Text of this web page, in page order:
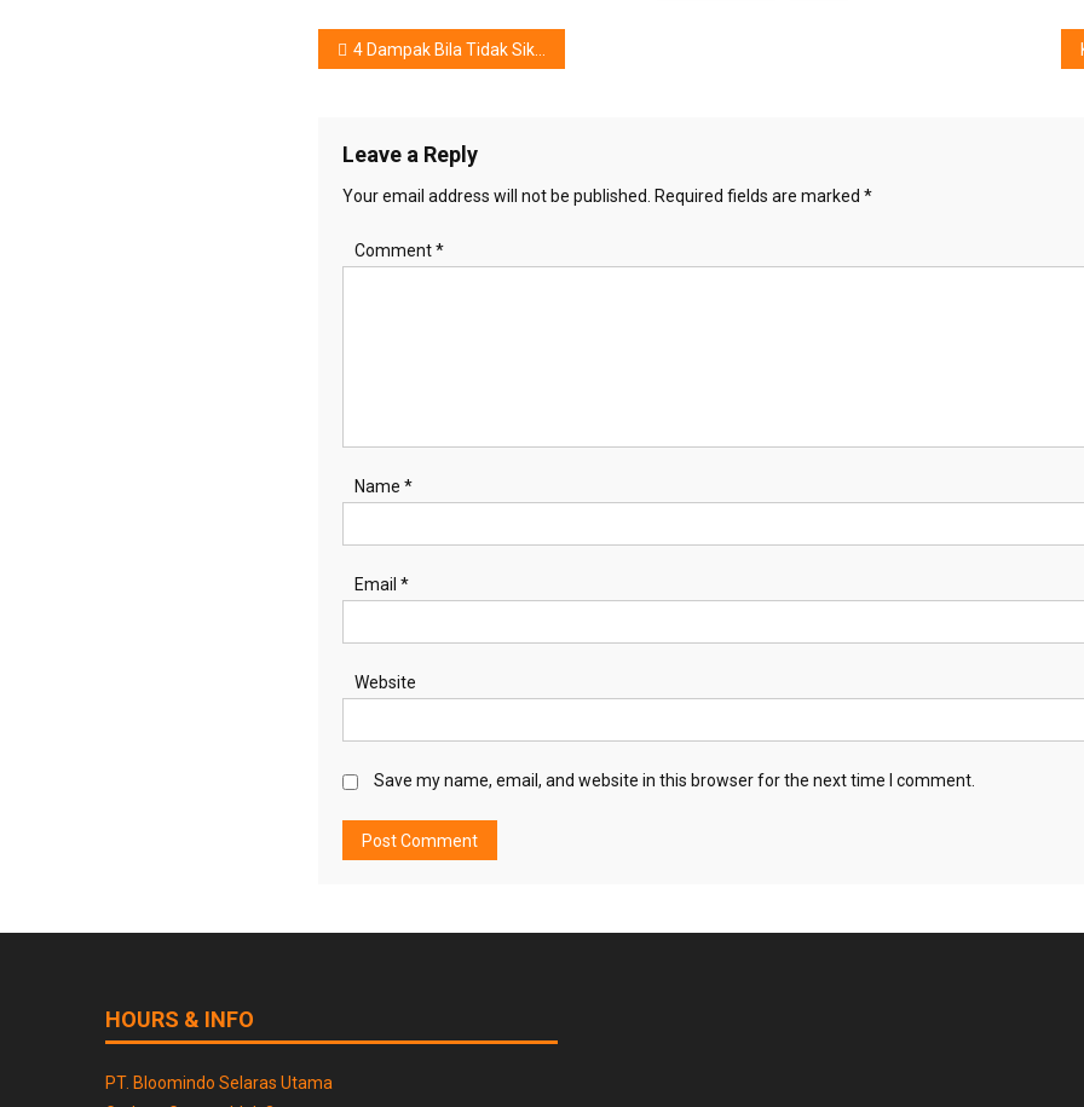
Post
4 Dampak Bila Tidak Sikat Gigi Malam
Leave a Reply
Your email address will not be published. Required fields are marked *
Comment*
Name *
Email *
Website
Save my name, email, and website in this browser for the next time I comment.
HOURS & INFO
PT. Bloomindo Selaras Utama